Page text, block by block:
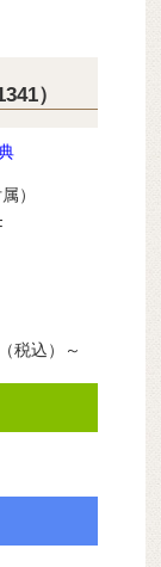
）
）
税込）～